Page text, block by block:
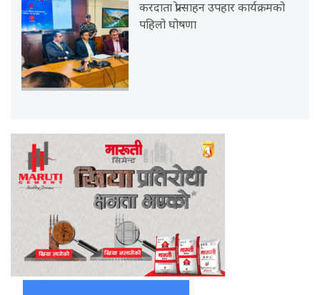
करदाता प्रोत्साहन उपहार कार्यक्रमको
पहिलो घोषणा